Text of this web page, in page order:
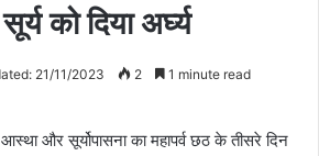
को दिया अर्घ्य
21/11/2023 2 1 minute read
और सूर्योपासना का महापर्व छठ के तीसरे दिन